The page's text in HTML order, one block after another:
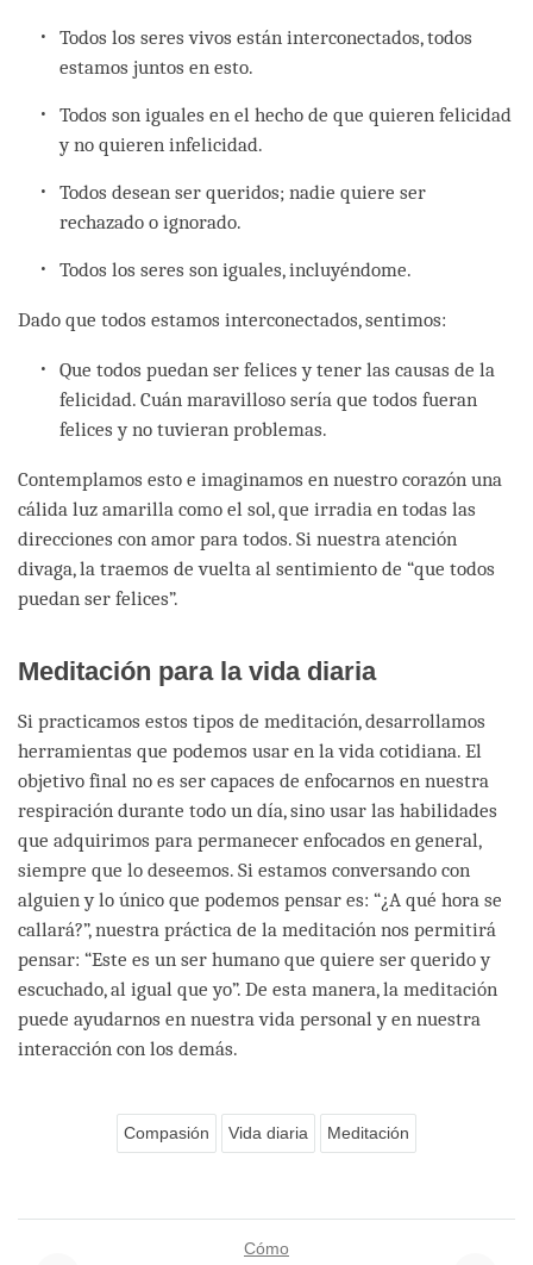
Todos los seres vivos están interconectados, todos
estamos juntos en esto.
Todos son iguales en el hecho de que quieren felicidad
y no quieren infelicidad.
Todos desean ser queridos; nadie quiere ser
rechazado o ignorado.
Todos los seres son iguales, incluyéndome.
Dado que todos estamos interconectados, sentimos:
Que todos puedan ser felices y tener las causas de la
felicidad. Cuán maravilloso sería que todos fueran
felices y no tuvieran problemas.
Contemplamos esto e imaginamos en nuestro corazón una
cálida luz amarilla como el sol, que irradia en todas las
direcciones con amor para todos. Si nuestra atención
divaga, la traemos de vuelta al sentimiento de “que todos
puedan ser felices”.
Meditación para la vida diaria
Si practicamos estos tipos de meditación, desarrollamos
herramientas que podemos usar en la vida cotidiana. El
objetivo final no es ser capaces de enfocarnos en nuestra
respiración durante todo un día, sino usar las habilidades
que adquirimos para permanecer enfocados en general,
siempre que lo deseemos. Si estamos conversando con
alguien y lo único que podemos pensar es: “¿A qué hora se
callará?”, nuestra práctica de la meditación nos permitirá
pensar: “Este es un ser humano que quiere ser querido y
escuchado, al igual que yo”. De esta manera, la meditación
puede ayudarnos en nuestra vida personal y en nuestra
interacción con los demás.
Compasión Vida diaria Meditación
Cómo